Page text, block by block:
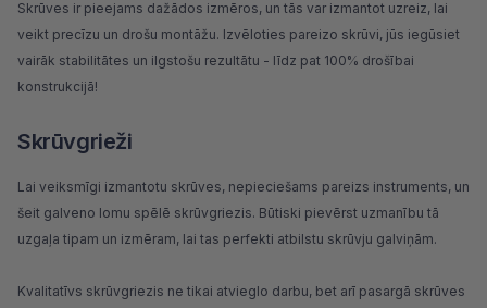
Skrūves ir pieejams dažādos izmēros, un tās var izmantot uzreiz, lai
veikt precīzu un drošu montāžu. Izvēloties pareizo skrūvi, jūs iegūsiet
vairāk stabilitātes un ilgstošu rezultātu - līdz pat 100% drošībai
konstrukcijā!
Skrūvgrieži
Lai veiksmīgi izmantotu skrūves, nepieciešams pareizs instruments, un
šeit galveno lomu spēlē skrūvgriezis. Būtiski pievērst uzmanību tā
uzgaļa tipam un izmēram, lai tas perfekti atbilstu skrūvju galviņām.
Kvalitatīvs skrūvgriezis ne tikai atvieglo darbu, bet arī pasargā skrūves